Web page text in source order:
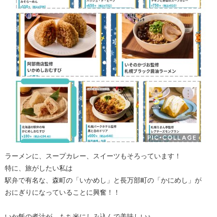
ラーメンに、スープカレー、スイーツもそろっています！
特に、旅がしたい私は
駅弁で有名な、森町の「いかめし」と長万部町の「かにめし」が
おにぎりになっていることに興奮！！